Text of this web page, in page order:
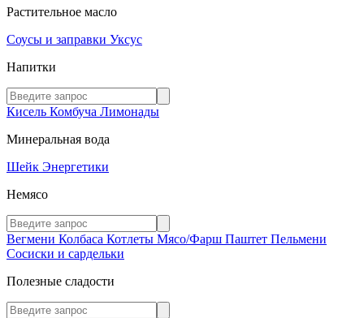
Растительное масло
Соусы и заправки Уксус
Напитки
Кисель Комбуча Лимонады
Минеральная вода
Шейк Энергетики
Немясо
Вегмени Колбаса Котлеты Мясо/Фарш Паштет Пельмени
Сосиски и сардельки
Полезные сладости